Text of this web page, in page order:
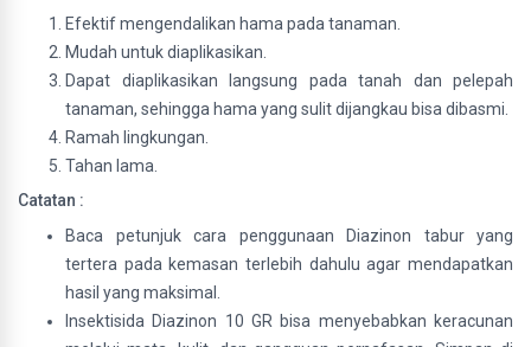
Efektif mengendalikan hama pada tanaman.
Mudah untuk diaplikasikan.
Dapat diaplikasikan langsung pada tanah dan pelepah
tanaman, sehingga hama yang sulit dijangkau bisa dibasmi.
Ramah lingkungan.
Tahan lama.
Catatan :
Baca petunjuk cara penggunaan Diazinon tabur yang
tertera pada kemasan terlebih dahulu agar mendapatkan
hasil yang maksimal.
Insektisida Diazinon 10 GR bisa menyebabkan keracunan